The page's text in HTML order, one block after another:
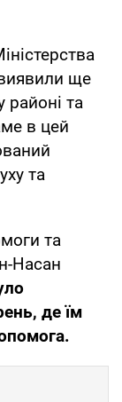
ще
районі та
в цей
та
та
Насан
де їм